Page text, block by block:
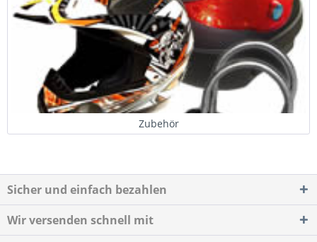
Zubehör
Sicher und einfach bezahlen
Wir versenden schnell mit